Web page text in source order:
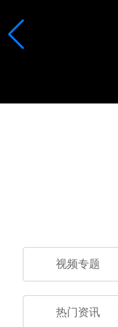
视频专题
热门资讯